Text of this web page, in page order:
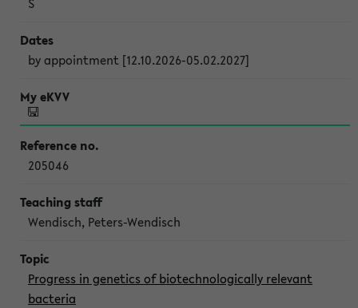
by appointment [12.10.2026-05.02.2027]
205046
Wendisch, Peters-Wendisch
Progress in genetics of biotechnologically relevant
bacteria